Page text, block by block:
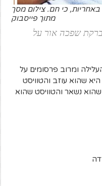
כי חם. צילום מסך
מתוך פייסבוק
ברקת שפכה אור על
ומרוב פרסומים על
שהוא עוזב והטוויסט
נשאר והטוויסט שהוא